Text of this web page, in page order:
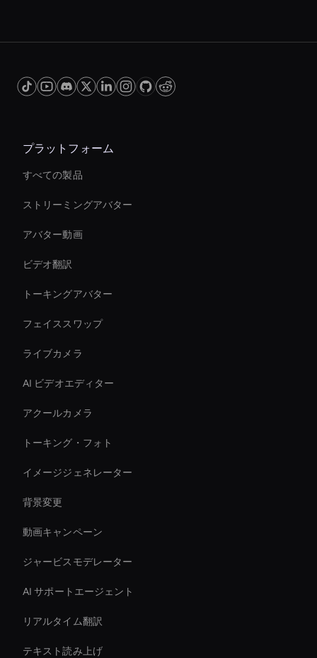
プラットフォーム
すべての製品
ストリーミングアバター
アバター動画
ビデオ翻訳
トーキングアバター
フェイススワップ
ライブカメラ
AI ビデオエディター
アクールカメラ
トーキング・フォト
イメージジェネレーター
背景変更
動画キャンペーン
ジャービスモデレーター
AI サポートエージェント
リアルタイム翻訳
テキスト読み上げ